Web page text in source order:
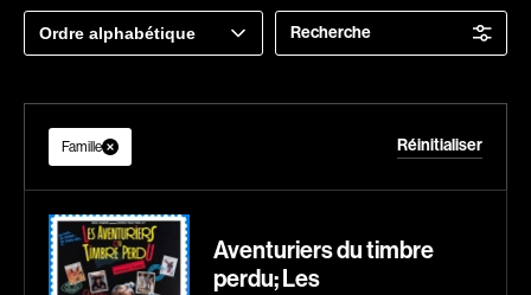
Comment louer un film ?
FAQ
About us
Explorer par
Trier
par
Recherche
Famille Réinitialiser
Aventuriers du timbre
perdu; Les